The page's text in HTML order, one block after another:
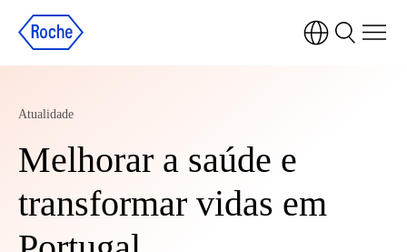
Atualidade
Melhorar a saúde e
transformar vidas em